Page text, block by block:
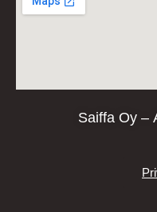
Saiffa Oy –